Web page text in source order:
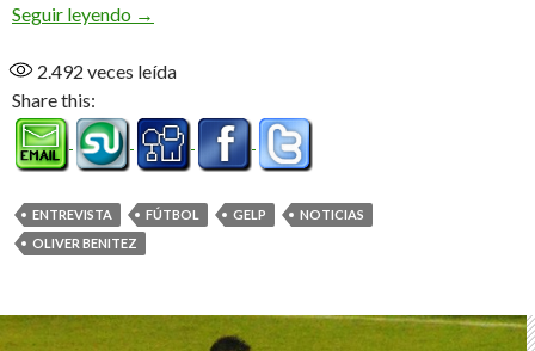
Seguir leyendo Semana de descanso (Audio)
→
2.492 veces leída
Share this:
ENTREVISTA FÚTBOL GELP
NOTICIAS
OLIVER BENITEZ